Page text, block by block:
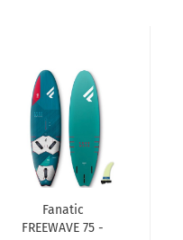
Fanatic
FREEWAVE 75 -